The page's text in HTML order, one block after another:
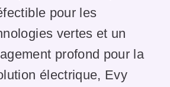
pour les
vertes et un
profond pour la
électrique, Evy